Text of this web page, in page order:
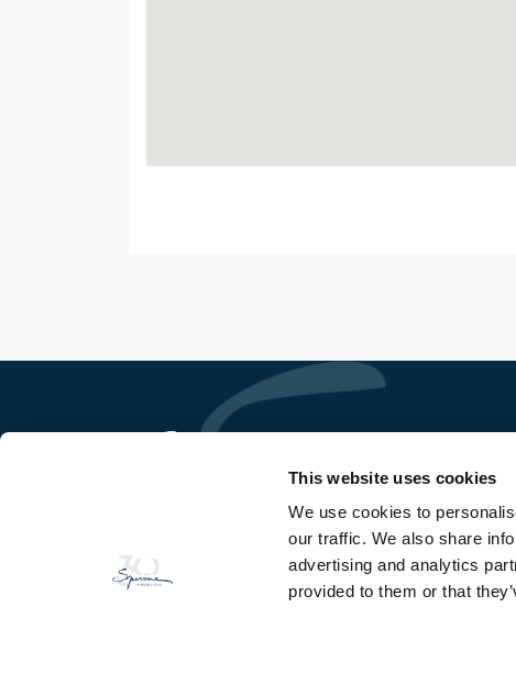
This website uses cookies
We use cookies to
our traffic. We also share
advertising and analytics
provided to them or that
So Ge Immobilière Sperone
20169 Bonifacio - Corse du Sud